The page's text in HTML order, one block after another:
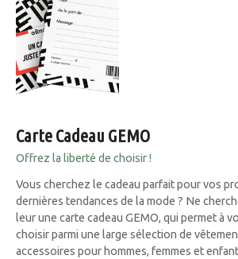
Carte Cadeau GEMO
Offrez la liberté de choisir !
Vous cherchez le cadeau parfait pour vos
dernières tendances de la mode ? Ne
leur une carte cadeau GEMO, qui permet à
choisir parmi une large sélection de
accessoires pour hommes, femmes et